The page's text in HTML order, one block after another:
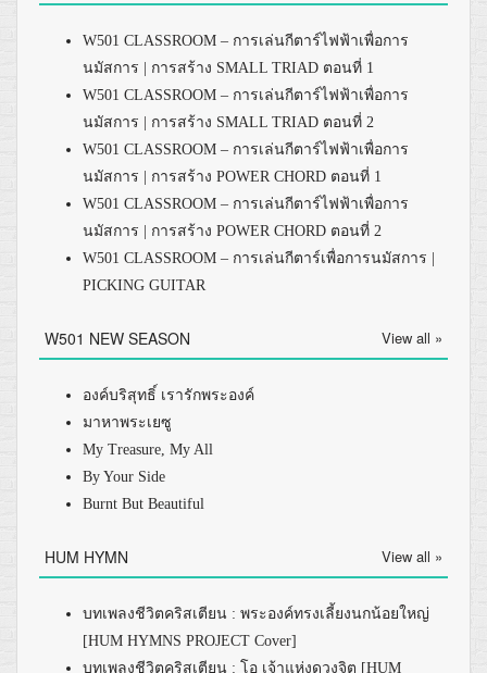
W501 CLASSROOM – การเล่นกีตาร์ไฟฟ้าเพื่อการ
นมัสการ | การสร้าง SMALL TRIAD ตอนที่ 1
W501 CLASSROOM – การเล่นกีตาร์ไฟฟ้าเพื่อการ
นมัสการ | การสร้าง SMALL TRIAD ตอนที่ 2
W501 CLASSROOM – การเล่นกีตาร์ไฟฟ้าเพื่อการ
นมัสการ | การสร้าง POWER CHORD ตอนที่ 1
W501 CLASSROOM – การเล่นกีตาร์ไฟฟ้าเพื่อการ
นมัสการ | การสร้าง POWER CHORD ตอนที่ 2
W501 CLASSROOM – การเล่นกีตาร์เพื่อการนมัสการ |
PICKING GUITAR
W501 NEW SEASON View all »
องค์บริสุทธิ์ เรารักพระองค์
มาหาพระเยซู
My Treasure, My All
By Your Side
Burnt But Beautiful
HUM HYMN View all »
บทเพลงชีวิตคริสเตียน : พระองค์ทรงเลี้ยงนกน้อยใหญ่
[HUM HYMNS PROJECT Cover]
บทเพลงชีวิตคริสเตียน : โอ เจ้าแห่งดวงจิต [HUM